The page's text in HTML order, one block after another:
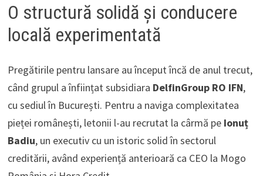
O structură solidă și conducere
locală experimentată
Pregătirile pentru lansare au început încă de anul trecut,
când grupul a înființat subsidiara DelfinGroup RO IFN,
cu sediul în București. Pentru a naviga complexitatea
pieței românești, letonii l-au recrutat la cârmă pe Ionuț
Badiu, un executiv cu un istoric solid în sectorul
creditării, având experiență anterioară ca CEO la Mogo